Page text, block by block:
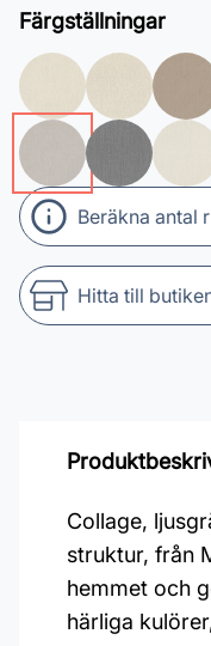
Färgställningar
Beräkna antal
Hitta till
Collage,
struktur, från
hemmet och
härliga